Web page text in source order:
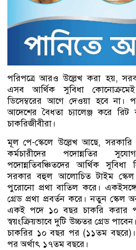
পরিপত্রে আরও উল্লেখ করা হয়,
এসব আর্থিক সুবিধা
ডিসেম্বরের আগে দেওয়া হবে না।
আদেশের বৈধতা চ্যালেঞ্জ করে রিট
চাকরিজীবীরা।
মূল পে-স্কেলে উল্লেখ আছে, সরকারি
কর্মচারীদের পদোন্নতির
পদোন্নতিবঞ্চিতদের আর্থিক সুবিধা
সরকার বহুল আলোচিত টাইম স্কেল
পুরোনো প্রথা বাতিল করে। একইসঙ্গে
গ্রেড প্রথা প্রবর্তন করে। নতুন স্কেল
একই পদে ১০ বছর চাকরি করার
স্বয়ংক্রিয়ভাবে দুটি উচ্চতর গ্রেড
চাকরির ১০ বছর পর (১১তম
পর অর্থাৎ ১৭তম বছরে।